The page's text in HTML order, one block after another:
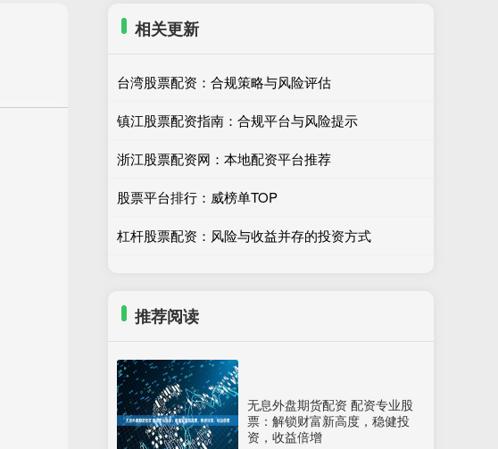
相关更新
台湾股票配资：合规策略与风险评估
镇江股票配资指南：合规平台与风险提示
浙江股票配资网：本地配资平台推荐
股票平台排行：威榜单TOP
杠杆股票配资：风险与收益并存的投资方式
推荐阅读
无息外盘期货配资 配资专业股
票：解锁财富新高度，稳健投
资，收益倍增